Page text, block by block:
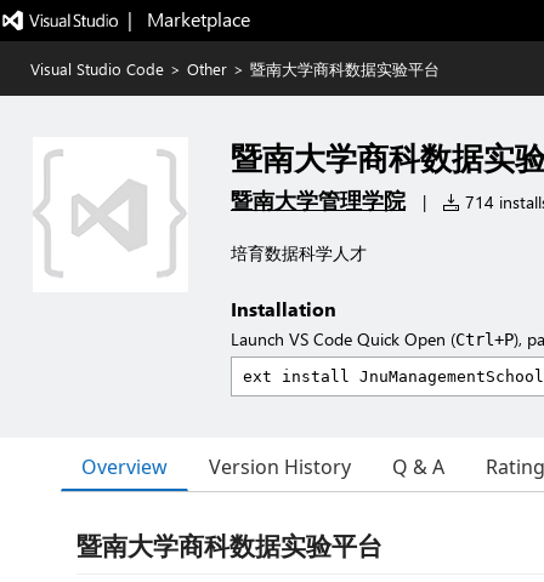
|   Marketplace
Visual Studio Code > Other > 暨南大学商科数据实验平台
暨南大学商科数据实
暨南大学管理学院 | 714
培育数据科学人才
Installation
Launch VS Code Quick Open (Ctrl+P),
Overview Version History Q & A
暨南大学商科数据实验平台